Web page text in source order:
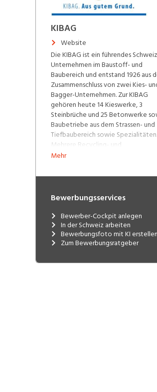
KIBAG
Website
Die KIBAG ist ein führendes
Unternehmen im Baustoff- und
Baubereich und entstand 1926 aus
Zusammenschluss von zwei Kies-
Bagger-Unternehmen. Zur KIBAG
gehören heute 14 Kieswerke, 3
Steinbrüche und 25 Betonwerke
Baubetriebe aus dem Strassen- und
Tiefbaubereich sowie Spezialitäten.
Mehrere Recycling- und
Entsorgungsunternehmen sowie
runden das Bild ab. Insgesamt
Mitarbeitende schwergewichtig in
drei Geschäftsbereichen Baustoffe,
Bauleistungen sowie Umwelt und
Entsorgung. Alle Betriebe zusammen
bilden ein starkes Team, welches in
Schweizer Baubranche für Know-
Zuverlässigkeit steht.
Mehr
Bewerbungsservices
Bewerber-Cockpit anlegen
In der Schweiz arbeiten
Bewerbungsfoto mit KI erstellen
Zum Bewerbungsratgeber